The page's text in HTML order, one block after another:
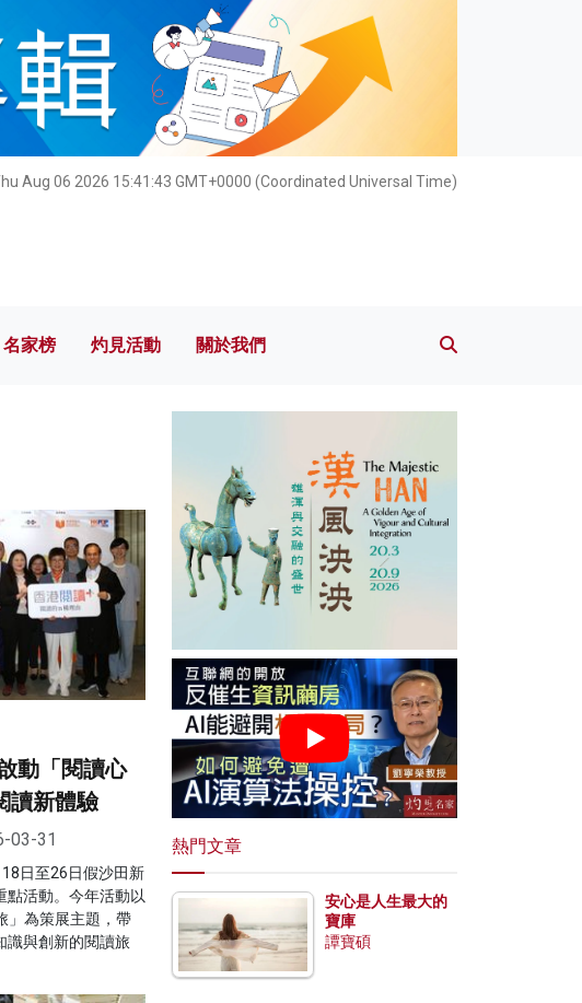
Aug 06 2026 15:41:44 GMT+0000 (Coordinated Universal Time)
名家榜 灼見活動 關於我們
名家榜 灼見活動 關於我們
動「閱讀心
讀新體驗
03-31
18日至26日假沙田新
點活動。今年活動以
」為策展主題，帶
識與創新的閱讀旅
熱門文章
安心是人生最大的
寶庫
譚寶碩